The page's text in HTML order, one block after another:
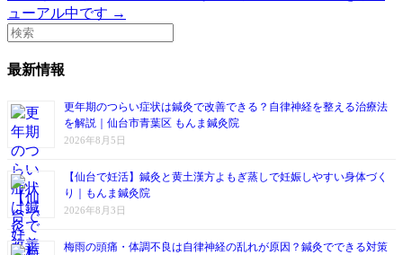
ューアル中です →
最新情報
更年期のつらい症状は鍼灸で改善できる？自律神経を整える治療法
を解説｜仙台市青葉区 もんま鍼灸院
2026年8月5日
【仙台で妊活】鍼灸と黄土漢方よもぎ蒸しで妊娠しやすい身体づく
り｜もんま鍼灸院
2026年8月3日
梅雨の頭痛・体調不良は自律神経の乱れが原因？鍼灸でできる対策